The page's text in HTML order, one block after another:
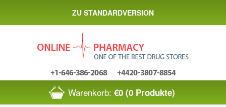
ZU STANDARDVERSION
Warenkorb: €0 (0 Produkte)